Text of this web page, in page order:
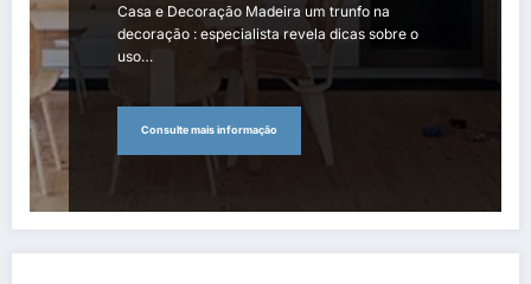
Casa e Decoração Madeira um trunfo na
decoração : especialista revela dicas sobre o
uso…
Consulte mais informação